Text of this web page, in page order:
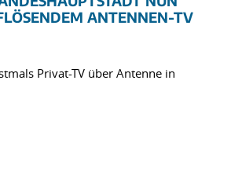
ANTENNEN-TV
Privat-TV über Antenne in